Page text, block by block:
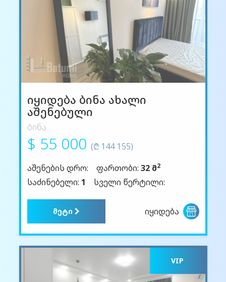
იყიდება ბინა ახალი
აშენებული
ბინა
$ 55 000 (₾ 144 155)
აშენების დრო:
ფართობი: 32 მ2
საძინებელი: 1 სველი წერტილი:
მეტი იყიდება
VIP